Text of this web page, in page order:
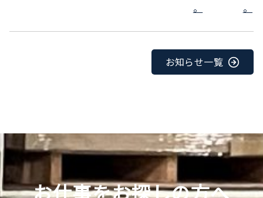
。
。
お知らせ一覧
お仕事をお探しの方へ